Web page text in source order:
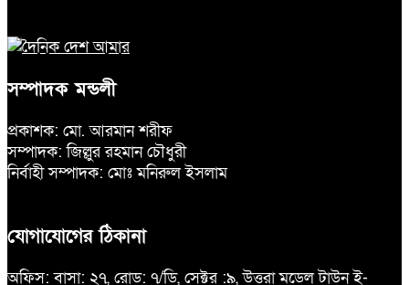
সম্পাদক মন্ডলী
প্রকাশক: মো. আরমান শরীফ
সম্পাদক: জিল্লুর রহমান চৌধুরী
নির্বাহী সম্পাদক: মোঃ মনিরুল ইসলাম
যোগাযোগের ঠিকানা
অফিস: বাসা: ২৭, রোড: ৭/ডি, সেক্টর :৯, উত্তরা মডেল টাউন ই-